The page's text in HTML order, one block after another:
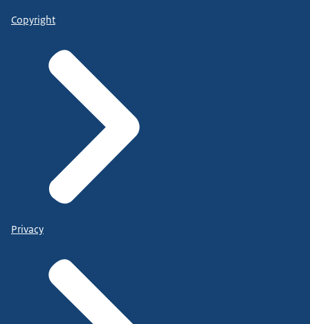
Copyright
Privacy